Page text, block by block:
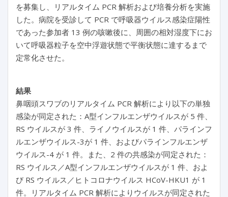
を募集し、リアルタイム PCR 解析および培養分析を実施
した。病院を受診して PCR で呼吸器ウイルス感染症陽性
であった参加者 13 例の咳嗽後に、周囲の相対湿度下にお
いて呼吸器粒子を空中浮遊状態で平衡状態に達するまで
定常化させた。
結果
鼻咽頭スワブのリアルタイム PCR 解析により以下の単独
感染が同定された： A型インフルエンザウイルスが 5 件、
RS ウイルスが 3 件、ライノウイルスが 1 件、パラインフ
ルエンザウイルス-3が 1 件、およびパラインフルエンザ
ウイルス-4 が 1 件。また、2 件の共感染が同定された：
RS ウイルス／A型インフルエンザウイルスが 1 件、およ
び RS ウイルス／ヒトコロナウイルス HCoV-HKU1 が 1
件。リアルタイム PCR 解析によりウイルスが同定された